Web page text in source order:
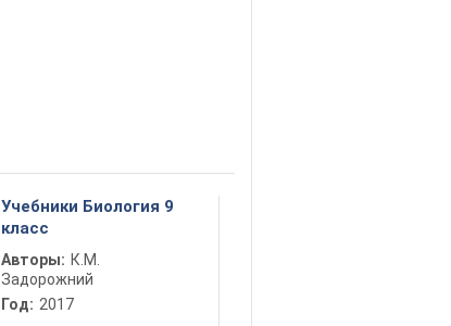
Учебники Биология 9
класс
Авторы: К.М.
Задорожний
Год: 2017